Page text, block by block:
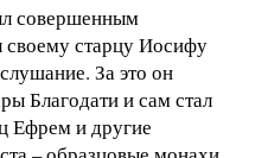
совершенным
старцу Иосифу
За это он
Благодати и сам стал
Ефрем и другие